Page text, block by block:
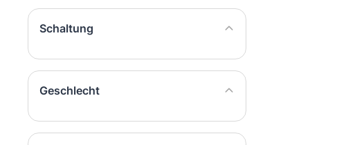
Schaltung
Geschlecht